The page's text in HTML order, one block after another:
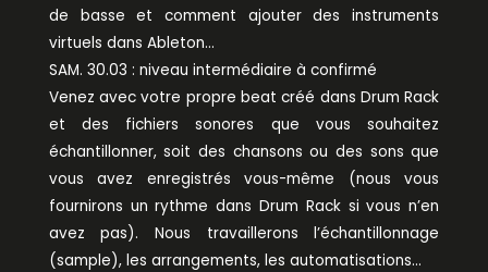
de basse et comment ajouter des instruments
virtuels dans Ableton…
SAM. 30.03 : niveau intermédiaire à confirmé
Venez avec votre propre beat créé dans Drum Rack
et des fichiers sonores que vous souhaitez
échantillonner, soit des chansons ou des sons que
vous avez enregistrés vous-même (nous vous
fournirons un rythme dans Drum Rack si vous n’en
avez pas). Nous travaillerons l’échantillonnage
(sample), les arrangements, les automatisations…